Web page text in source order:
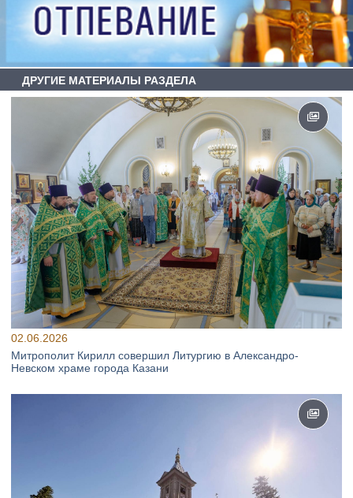
ДРУГИЕ МАТЕРИАЛЫ РАЗДЕЛА
02.06.2026
Митрополит Кирилл совершил Литургию в Александро-
Невском храме города Казани